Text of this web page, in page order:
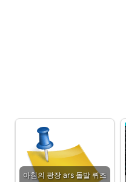
아침의 광장 ars 돌발 퀴즈